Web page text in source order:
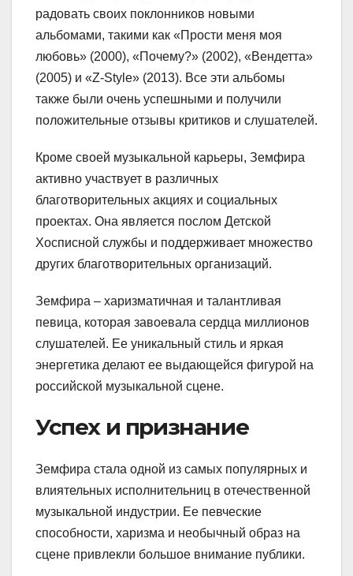
радовать своих поклонников новыми
альбомами, такими как «Прости меня моя
любовь» (2000), «Почему?» (2002), «Вендетта»
(2005) и «Z-Style» (2013). Все эти альбомы
также были очень успешными и получили
положительные отзывы критиков и слушателей.
Кроме своей музыкальной карьеры, Земфира
активно участвует в различных
благотворительных акциях и социальных
проектах. Она является послом Детской
Хосписной службы и поддерживает множество
других благотворительных организаций.
Земфира – харизматичная и талантливая
певица, которая завоевала сердца миллионов
слушателей. Ее уникальный стиль и яркая
энергетика делают ее выдающейся фигурой на
российской музыкальной сцене.
Успех и признание
Земфира стала одной из самых популярных и
влиятельных исполнительниц в отечественной
музыкальной индустрии. Ее певческие
способности, харизма и необычный образ на
сцене привлекли большое внимание публики.